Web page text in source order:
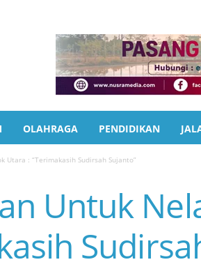
OLAHRAGA PENDIDIKAN
Utara : “Terimakasih Sudirsah Sujanto”
Untuk